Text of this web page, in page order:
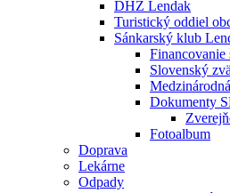
DHZ Lendak
Turistický oddiel
Sánkarský klub
Slovenský
Dokumenty
Fotoalbum
Doprava
Lekárne
Odpady